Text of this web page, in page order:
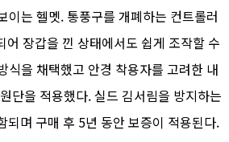
이는 헬멧. 통풍구를 개폐하는 컨트롤러
어 장갑을 낀 상태에서도 쉽게 조작할 수
식을 채택했고 안경 착용자를 고려한 내
단을 적용했다. 실드 김서림을 방지하는
되며 구매 후 5년 동안 보증이 적용된다.